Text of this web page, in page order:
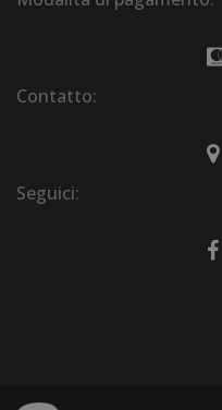
Contatto:
Seguici: